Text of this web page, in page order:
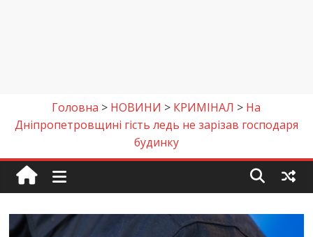
Головна > НОВИНИ > КРИМІНАЛ > На
Дніпропетровщині гість ледь не зарізав господаря
будинку